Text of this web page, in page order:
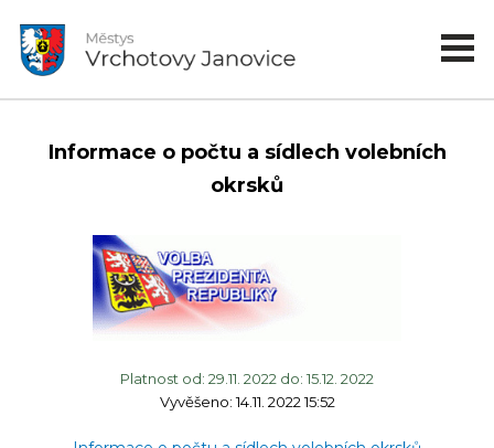
Informace o počtu a sídlech volebních
okrsků
Platnost od: 29.11. 2022 do: 15.12. 2022
Vyvěšeno: 14.11. 2022 15:52